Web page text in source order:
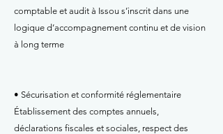
comptable et audit à Issou s’inscrit dans une
logique d’accompagnement continu et de vision
à long terme
• Sécurisation et conformité réglementaire
Établissement des comptes annuels,
déclarations fiscales et sociales, respect des